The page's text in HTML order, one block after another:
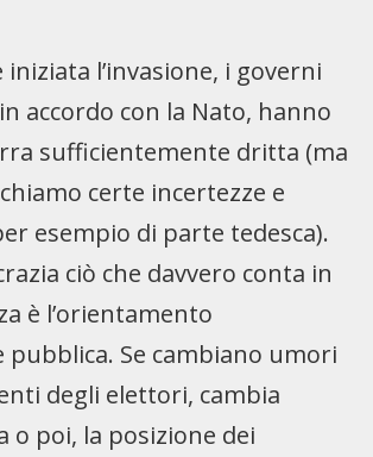
iniziata l’invasione, i governi
accordo con la Nato, hanno
sufficientemente dritta (ma
certe incertezze e
esempio di parte tedesca).
ciò che davvero conta in
è l’orientamento
pubblica. Se cambiano umori
degli elettori, cambia
o poi, la posizione dei